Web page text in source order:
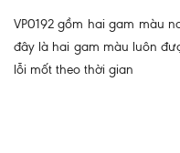
VP0192 gồm hai gam màu
đây là hai gam màu luôn
lỗi mốt theo thời gian